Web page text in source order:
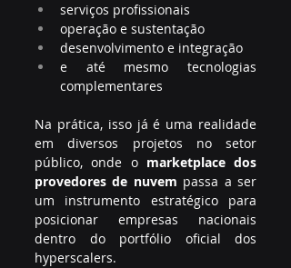
serviços profissionais
operação e sustentação
desenvolvimento e integração
e até mesmo tecnologias
complementares
Na prática, isso já é uma realidade
em diversos projetos no setor
público, onde o marketplace dos
provedores de nuvem passa a ser
um instrumento estratégico para
posicionar empresas nacionais
dentro do portfólio oficial dos
hyperscalers.